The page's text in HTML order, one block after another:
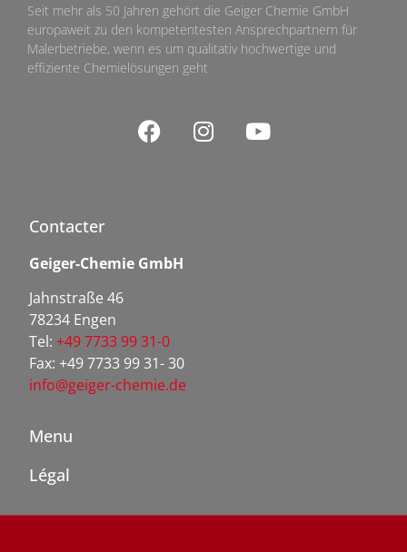
Seit mehr als 50 Jahren gehört die Geiger Chemie GmbH
europaweit zu den kompetentesten Ansprechpartnern für
Malerbetriebe, wenn es um qualitativ hochwertige und
effiziente Chemielösungen geht
Contacter
Geiger-Chemie GmbH
Jahnstraße 46
78234 Engen
Tel: +49 7733 99 31-0
Fax: +49 7733 99 31- 30
info@geiger-chemie.de
Menu
Légal